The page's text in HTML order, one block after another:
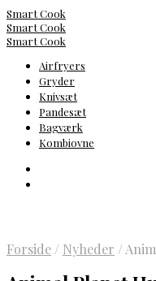
Smart Cook
Smart Cook
Smart Cook
Airfryers
Gryder
Knivsæt
Pandesæt
Bagværk
Kombiovne
Forside / Nyheder /